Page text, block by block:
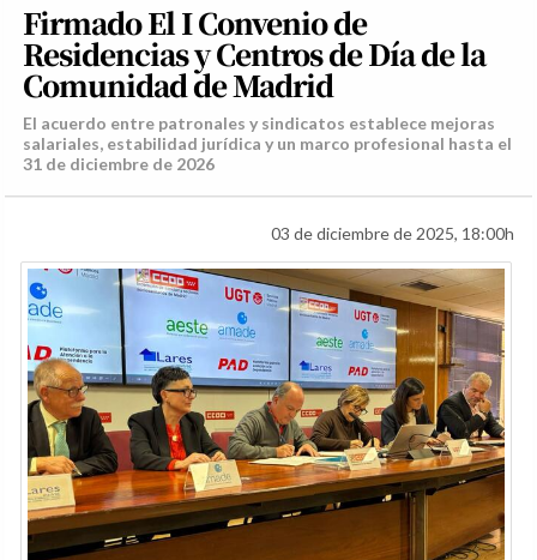
Firmado El I Convenio de
Residencias y Centros de Día de la
Comunidad de Madrid
El acuerdo entre patronales y sindicatos establece mejoras
salariales, estabilidad jurídica y un marco profesional hasta el
31 de diciembre de 2026
03 de diciembre de 2025, 18:00h